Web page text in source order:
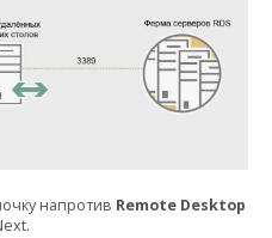
напротив Remote Desktop